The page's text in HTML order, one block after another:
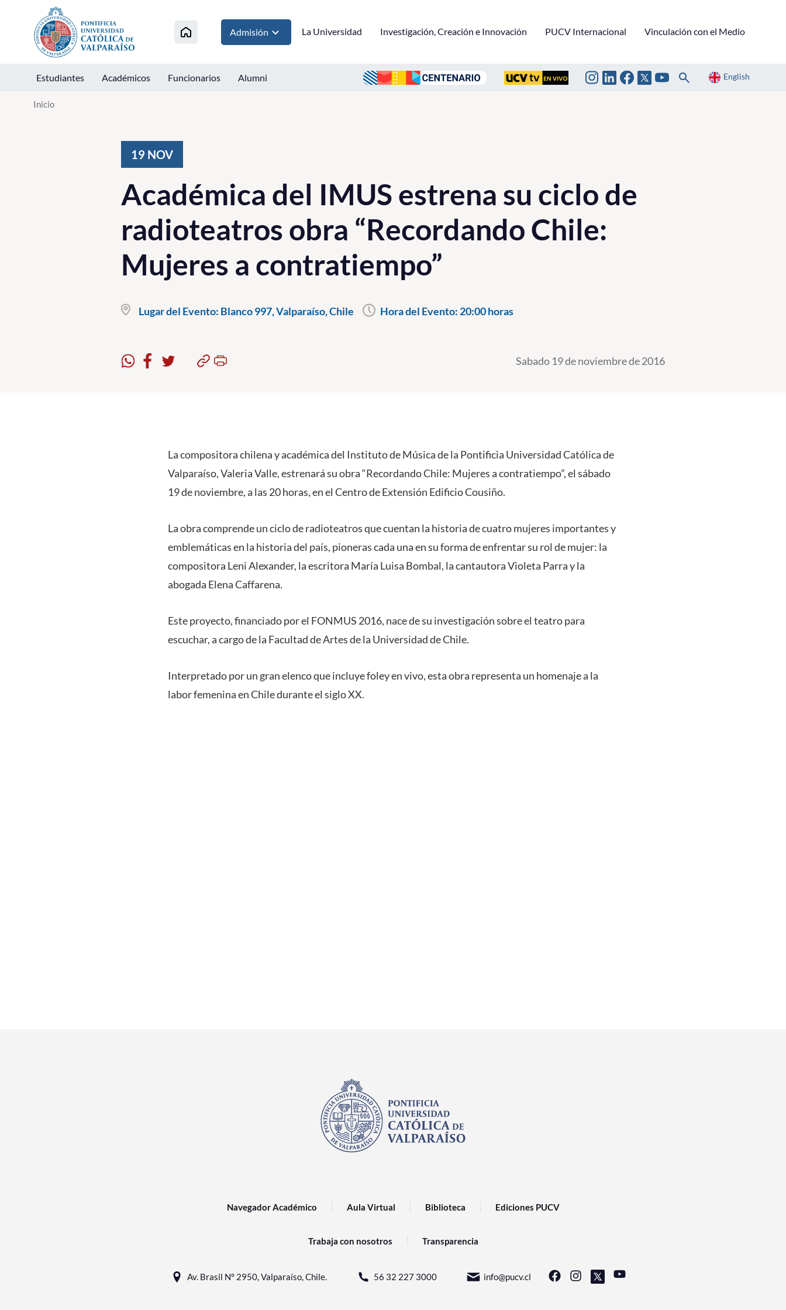
Click acá para ir directamente al contenido
Admisión La Universidad Investigación, Creación e Innovación PUCV Internacional Vinculación con el Medio
Estudiantes Académicos Funcionarios Alumni English
Inicio
19 NOV
Académica del IMUS estrena su ciclo de
radioteatros obra “Recordando Chile:
Mujeres a contratiempo”
Lugar del Evento: Blanco 997, Valparaíso, Chile Hora del Evento: 20:00 horas
Sabado 19 de noviembre de 2016
La compositora chilena y académica del Instituto de Música de la Pontificia Universidad Católica de
Valparaíso, Valeria Valle, estrenará su obra “Recordando Chile: Mujeres a contratiempo”, el sábado
19 de noviembre, a las 20 horas, en el Centro de Extensión Edificio Cousiño.
La obra comprende un ciclo de radioteatros que cuentan la historia de cuatro mujeres importantes y
emblemáticas en la historia del país, pioneras cada una en su forma de enfrentar su rol de mujer: la
compositora Leni Alexander, la escritora María Luisa Bombal, la cantautora Violeta Parra y la
abogada Elena Caffarena.
Este proyecto, financiado por el FONMUS 2016, nace de su investigación sobre el teatro para
escuchar, a cargo de la Facultad de Artes de la Universidad de Chile.
Interpretado por un gran elenco que incluye foley en vivo, esta obra representa un homenaje a la
labor femenina en Chile durante el siglo XX.
Navegador Académico Aula Virtual Biblioteca Ediciones PUCV
Trabaja con nosotros Transparencia
Av. Brasil N° 2950, Valparaíso, Chile. 56 32 227 3000 info@pucv.cl